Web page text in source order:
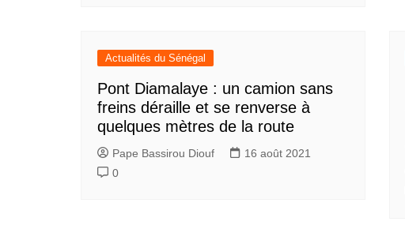
Actualités du Sénégal
Pont Diamalaye : un camion sans
freins déraille et se renverse à
quelques mètres de la route
Pape Bassirou Diouf
16 août 2021
0